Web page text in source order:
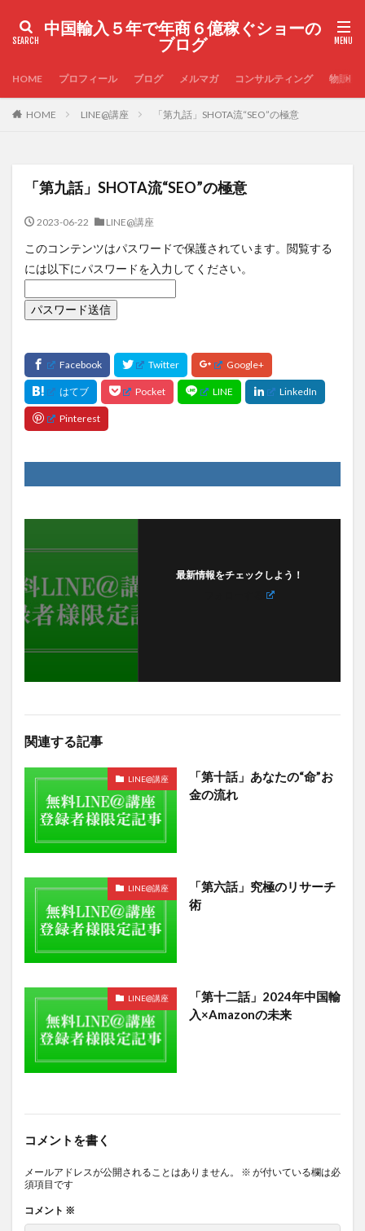
中国輸入５年で年商６億稼ぐショーの
ブログ
HOME プロフィール ブログ メルマガ コンサルティング 物販実
HOME LINE@講座 「第九話」SHOTA流“SEO”の極意
「第九話」SHOTA流“SEO”の極意
2023-06-22 LINE@講座
このコンテンツはパスワードで保護されています。閲覧する
には以下にパスワードを入力してください。
最新情報をチェックしよう！
関連する記事
LINE@講座
「第十話」あなたの“命”お
金の流れ
LINE@講座
「第六話」究極のリサーチ
術
LINE@講座
「第十二話」2024年中国輸
入×Amazonの未来
コメントを書く
メールアドレスが公開されることはありません。 ※ が付いている欄は必
須項目です
コメント ※